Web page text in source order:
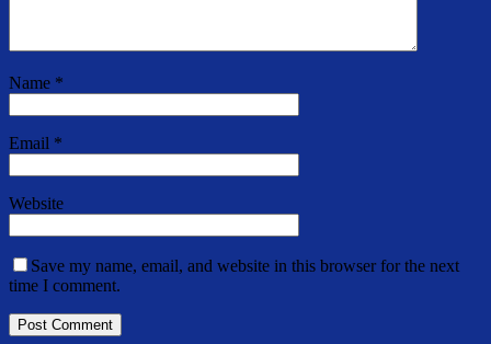
Name *
Email *
Website
Save my name, email, and website in this browser for the next
time I comment.